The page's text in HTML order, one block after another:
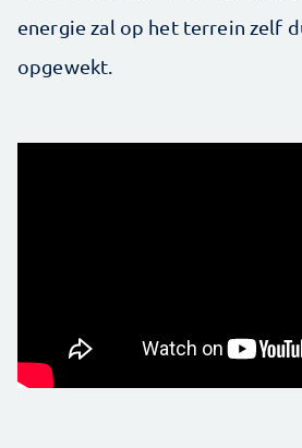
energie zal op het terrein zelf
opgewekt.